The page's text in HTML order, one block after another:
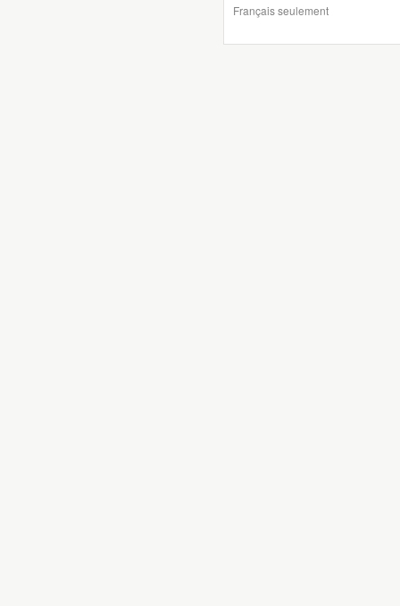
Français seulement